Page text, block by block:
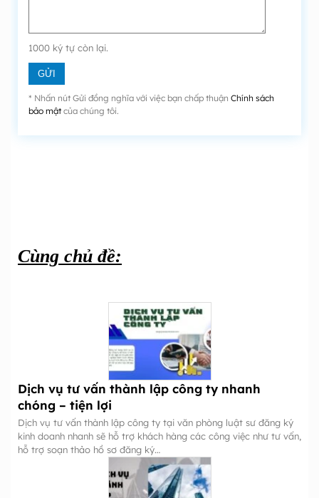
1000 ký tự còn lại.
* Nhấn nút Gửi đồng nghĩa với việc bạn chấp thuận Chính sách
bảo mậtcủa chúng tôi.
Cùng chủ đề:
Dịch vụ tư vấn thành lập công ty nhanh
chóng – tiện lợi
Dịch vụ tư vấn thành lập công ty tại văn phòng luật sư đăng ký
kinh doanh nhanh sẽ hỗ trợ khách hàng các công việc như tư vấn,
hỗ trợ soạn thảo hồ sơ đăng ký…